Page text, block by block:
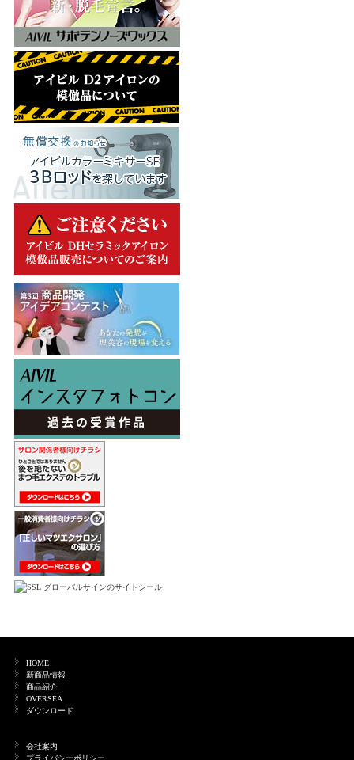
HOME
新商品情報
商品紹介
OVERSEA
ダウンロード
会社案内
プライバシーポリシー